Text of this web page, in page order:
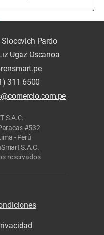
Pardo
Ugaz Oscanoa
311 6500
S.A.C.
#532
- Perú
S.A.C.
reservados